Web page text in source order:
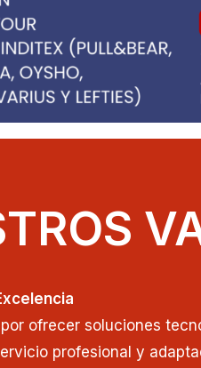
ofrecer soluciones
profesional y